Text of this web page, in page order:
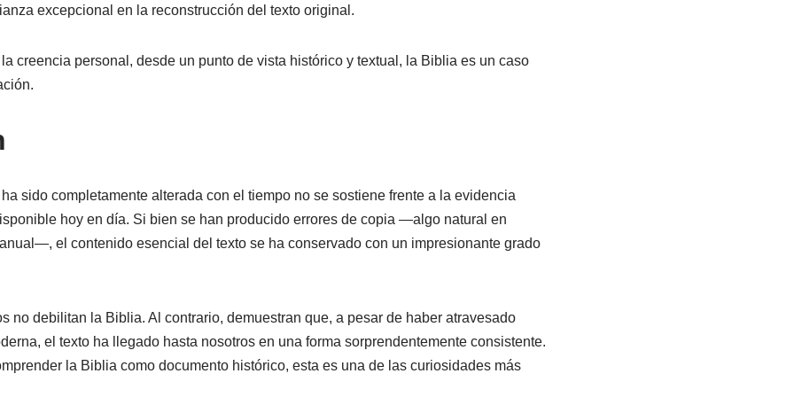
excepcional en la reconstrucción del texto original.
creencia personal, desde un punto de vista histórico y textual, la Biblia es un caso
sido completamente alterada con el tiempo no se sostiene frente a la evidencia
hoy en día. Si bien se han producido errores de copia —algo natural en
el contenido esencial del texto se ha conservado con un impresionante grado
no debilitan la Biblia. Al contrario, demuestran que, a pesar de haber atravesado
el texto ha llegado hasta nosotros en una forma sorprendentemente consistente.
la Biblia como documento histórico, esta es una de las curiosidades más